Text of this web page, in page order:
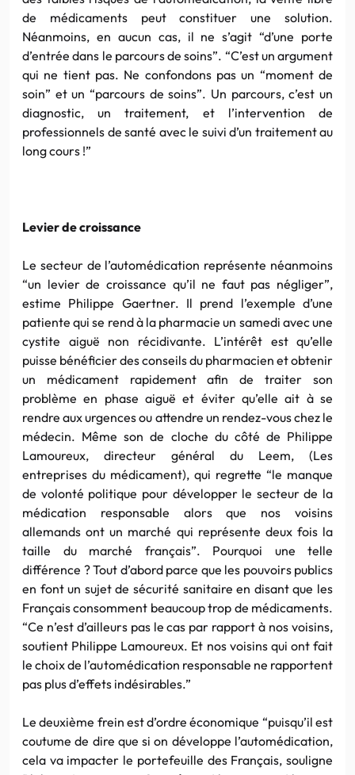
de médicaments peut constituer une solution.
Néanmoins, en aucun cas, il ne s’agit “d’une porte
d’entrée dans le parcours de soins”. “C’est un argument
qui ne tient pas. Ne confondons pas un “moment de
soin” et un “parcours de soins”. Un parcours, c’est un
diagnostic, un traitement, et l’intervention de
professionnels de santé avec le suivi d’un traitement au
long cours !”
Levier de croissance
Le secteur de l’automédication représente néanmoins
“un levier de croissance qu’il ne faut pas négliger”,
estime Philippe Gaertner. Il prend l’exemple d’une
patiente qui se rend à la pharmacie un samedi avec une
cystite aiguë non récidivante. L’intérêt est qu’elle
puisse bénéficier des conseils du pharmacien et obtenir
un médicament rapidement afin de traiter son
problème en phase aiguë et éviter qu’elle ait à se
rendre aux urgences ou attendre un rendez-vous chez le
médecin. Même son de cloche du côté de Philippe
Lamoureux, directeur général du Leem, (Les
entreprises du médicament), qui regrette “le manque
de volonté politique pour développer le secteur de la
médication responsable alors que nos voisins
allemands ont un marché qui représente deux fois la
taille du marché français”. Pourquoi une telle
différence ? Tout d’abord parce que les pouvoirs publics
en font un sujet de sécurité sanitaire en disant que les
Français consomment beaucoup trop de médicaments.
“Ce n’est d’ailleurs pas le cas par rapport à nos voisins,
soutient Philippe Lamoureux. Et nos voisins qui ont fait
le choix de l’automédication responsable ne rapportent
pas plus d’effets indésirables.”
Le deuxième frein est d’ordre économique “puisqu’il est
coutume de dire que si on développe l’automédication,
cela va impacter le portefeuille des Français, souligne